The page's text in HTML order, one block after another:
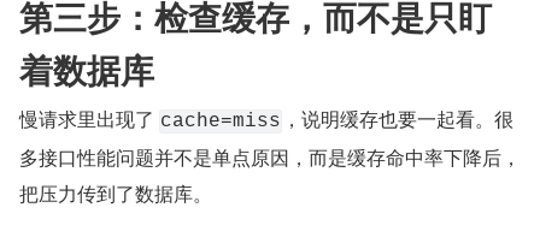
第三步：检查缓存，而不是只盯
着数据库
慢请求里出现了 cache=miss ，说明缓存也要一起看。很
多接口性能问题并不是单点原因，而是缓存命中率下降后，
把压力传到了数据库。